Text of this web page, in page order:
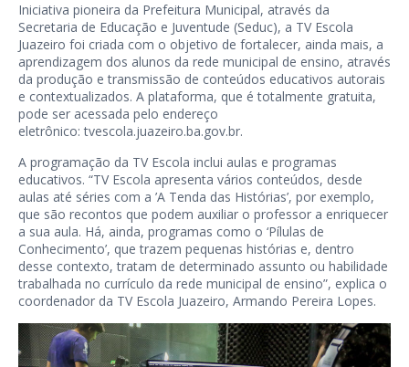
Iniciativa pioneira da Prefeitura Municipal, através da
Secretaria de Educação e Juventude (Seduc), a TV Escola
Juazeiro foi criada com o objetivo de fortalecer, ainda mais, a
aprendizagem dos alunos da rede municipal de ensino, através
da produção e transmissão de conteúdos educativos autorais
e contextualizados. A plataforma, que é totalmente gratuita,
pode ser acessada pelo endereço
eletrônico:tvescola.juazeiro.ba.gov.br.
A programação da TV Escola inclui aulas e programas
educativos. “TV Escola apresenta vários conteúdos, desde
aulas até séries com a ’A Tenda das Histórias’, por exemplo,
que são recontos que podem auxiliar o professor a enriquecer
a sua aula. Há, ainda, programas como o ‘Pílulas de
Conhecimento’, que trazem pequenas histórias e, dentro
desse contexto, tratam de determinado assunto ou habilidade
trabalhada no currículo da rede municipal de ensino”, explica o
coordenador da TV Escola Juazeiro, Armando Pereira Lopes.